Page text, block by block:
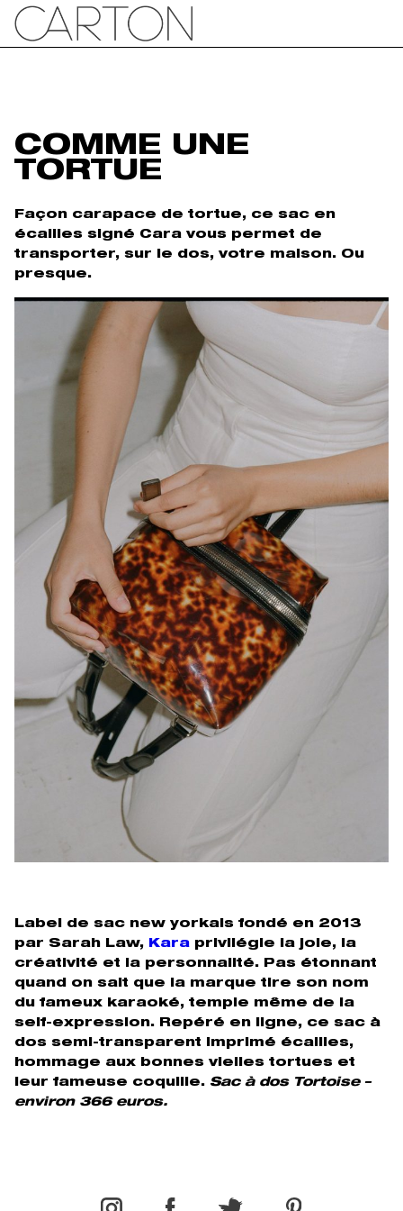
COMME UNE
TORTUE
Façon carapace de tortue, ce sac en
écailles signé Cara vous permet de
transporter, sur le dos, votre maison. Ou
presque.
Label de sac new yorkais fondé en 2013
par Sarah Law, Kara privilégie la joie, la
créativité et la personnalité. Pas étonnant
quand on sait que la marque tire son nom
du fameux karaoké, temple même de la
self-expression. Repéré en ligne, ce sac à
dos semi-transparent imprimé écailles,
hommage aux bonnes vielles tortues et
leur fameuse coquille. Sac à dos Tortoise –
environ 366 euros.